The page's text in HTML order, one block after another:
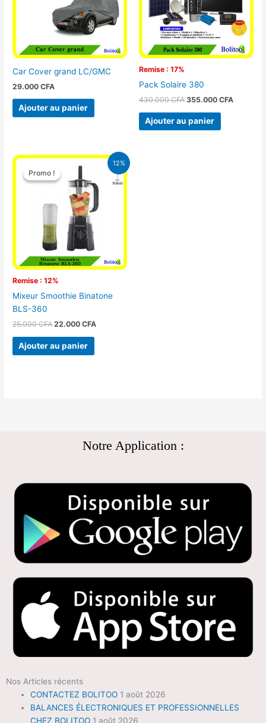
Car Cover grand LC/GMC
29.000CFA
Ajouter au panier
Remise : 17%
Pack Solaire 380
430.000CFA 355.000 CFA
Ajouter au panier
12%
Promo !
Remise : 12%
Promo !
Mixeur Smoothie Binatone
BLS-360
25.000CFA
Le
prix
initial
était :
25.000 CFA.
22.000CFA
Le
prix
actuel
est :
Ajouter au panier
Notre Application :
Nos Articles récents
CONTACTEZ BOLITOO 1 août 2026
BALANCES ÉLECTRONIQUES ET PROFESSIONNELLES
CHEZ BOLITOO 1 août 2026